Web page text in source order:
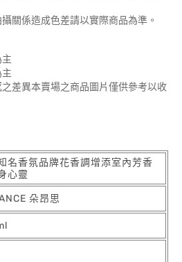
關係造成色差請以實際商品為準。
差異本賣場之商品圖片僅供參考以收
名香氛品牌花香調增添室內芳香
心靈
朵昂思